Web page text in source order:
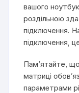
вашого
роздільною
підключення.
підключення,
Пам’ятайте,
матриці
параметрами